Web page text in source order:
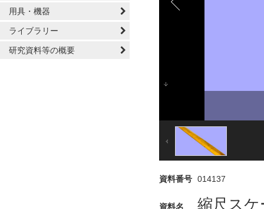
用具・機器
ライブラリー
研究資料等の概要
資料番号 014137
資料名 縮尺スケ